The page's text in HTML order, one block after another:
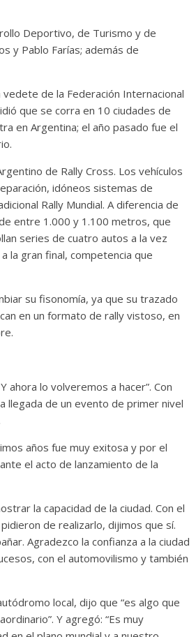
Deportivo, de Turismo y de
y Pablo Farías; además de
de la Federación Internacional
que se corra en 10 ciudades de
en Argentina; el año pasado fue el
de Rally Cross. Los vehículos
idóneos sistemas de
Rally Mundial. A diferencia de
entre 1.000 y 1.100 metros, que
series de cuatro autos a la vez
la gran final, competencia que
su fisonomía, ya que su trazado
en un formato de rally vistoso, en
ahora lo volveremos a hacer”. Con
llegada de un evento de primer nivel
años fue muy exitosa y por el
el acto de lanzamiento de la
la capacidad de la ciudad. Con el
de realizarlo, dijimos que sí.
Agradezco la confianza a la ciudad
con el automovilismo y también
local, dijo que “es algo que
Y agregó: “Es muy